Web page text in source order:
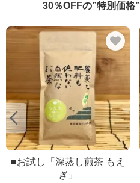
30％OFFの”特別価格”
■お試し「深蒸し煎茶 もえ
ぎ」